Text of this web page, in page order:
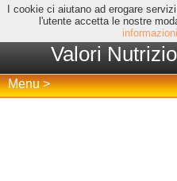
I cookie ci aiutano ad erogare
l'utente accetta le nostre
informazioni
Valori
Menu >